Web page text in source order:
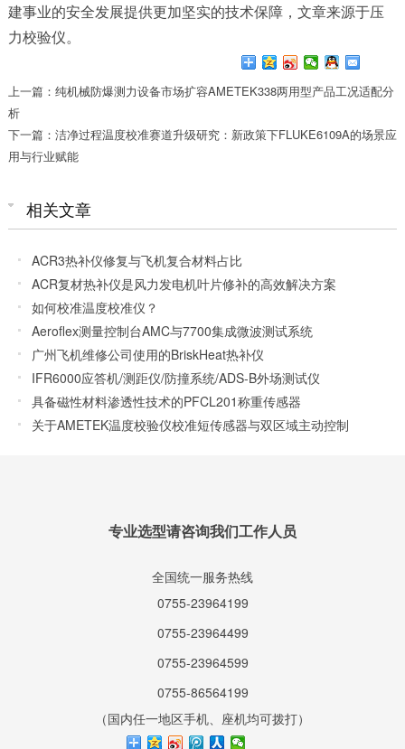
建事业的安全发展提供更加坚实的技术保障，文章来源于压
力校验仪。
上一篇：纯机械防爆测力设备市场扩容AMETEK338两用型产品工况适配分
析
下一篇：洁净过程温度校准赛道升级研究：新政策下FLUKE6109A的场景应
用与行业赋能
相关文章
ACR3热补仪修复与飞机复合材料占比
ACR复材热补仪是风力发电机叶片修补的高效解决方案
如何校准温度校准仪？
Aeroflex测量控制台AMC与7700集成微波测试系统
广州飞机维修公司使用的BriskHeat热补仪
IFR6000应答机/测距仪/防撞系统/ADS-B外场测试仪
具备磁性材料渗透性技术的PFCL201称重传感器
关于AMETEK温度校验仪校准短传感器与双区域主动控制
专业选型请咨询我们工作人员
全国统一服务热线
0755-23964199
0755-23964499
0755-23964599
0755-86564199
（国内任一地区手机、座机均可拨打）